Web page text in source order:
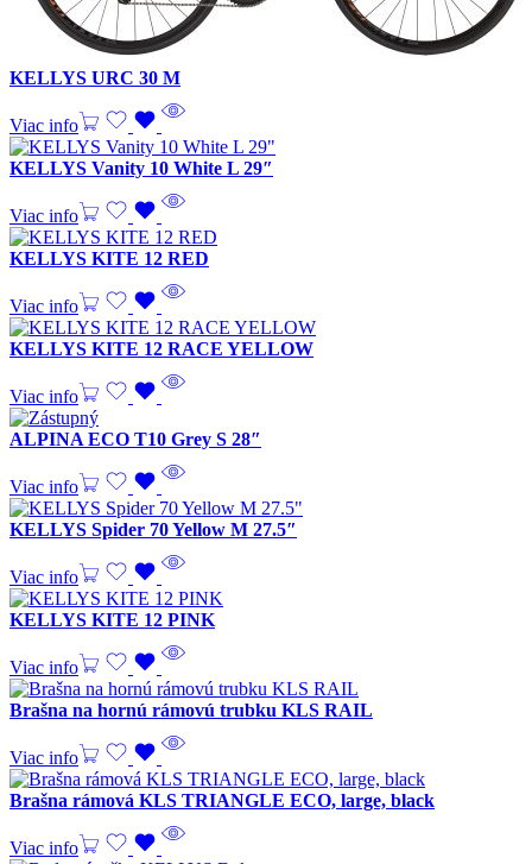
KELLYS URC 30 M
Viac info
KELLYS Vanity 10 White L 29″
Viac info
KELLYS KITE 12 RED
Viac info
KELLYS KITE 12 RACE YELLOW
Viac info
ALPINA ECO T10 Grey S 28″
Viac info
KELLYS Spider 70 Yellow M 27.5″
Viac info
KELLYS KITE 12 PINK
Viac info
Brašna na hornú rámovú trubku KLS RAIL
Viac info
Brašna rámová KLS TRIANGLE ECO, large, black
Viac info